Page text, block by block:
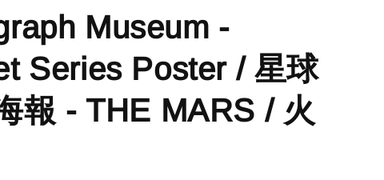
Museum -
Series Poster / 星球
報 - THE MARS / 火